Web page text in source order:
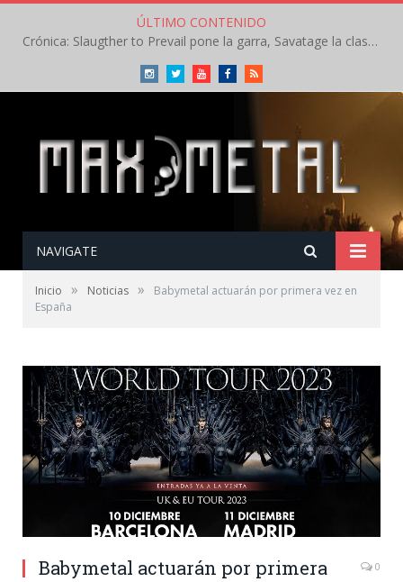
ÚLTIMO CONTENIDO
Crónica: Slaugther to Prevail pone la garra, Savatage la clase en la apertura del Leyendas del Rock – Miércoles – Agosto 2026
InstagramTwitterYoutubeFacebookRSS
NAVIGATE
Inicio » Noticias »
Babymetal actuarán por primera vez en
España
Babymetal actuarán por primera
0